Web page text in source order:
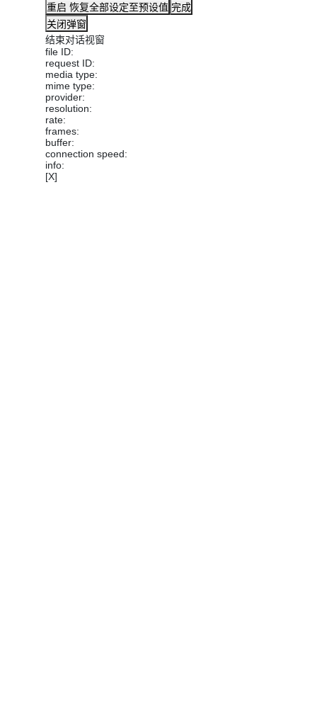
重启 恢复全部设定至预设值 完成
关闭弹窗
结束对话视窗
file ID:
request ID:
media type:
mime type:
provider:
resolution:
rate:
frames:
buffer:
connection speed:
info:
[X]